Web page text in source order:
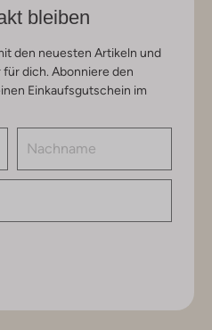
bleiben
den neuesten Artikeln und
dich. Abonniere den
Einkaufsgutschein im